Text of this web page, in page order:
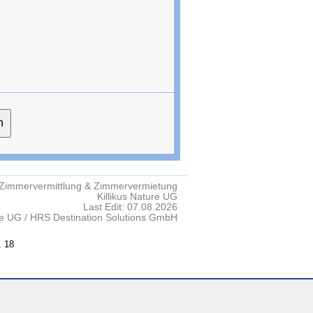
& Zimmervermietung
Killikus Nature UG
Last Edit: 07.08.2026
UG / HRS Destination Solutions GmbH
18